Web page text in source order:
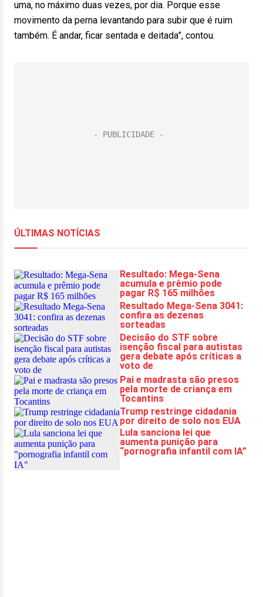
uma, no máximo duas vezes, por dia. Porque esse
movimento da perna levantando para subir que é ruim
também. É andar, ficar sentada e deitada”, contou.